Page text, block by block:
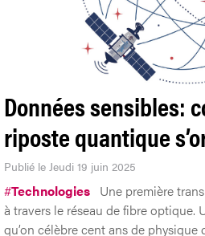
Données sensibles:
riposte quantique
Publié le Jeudi 19 juin 2025
#Technologies Une première
à travers le réseau de fibre optique.
qu’on célèbre cent ans de physique